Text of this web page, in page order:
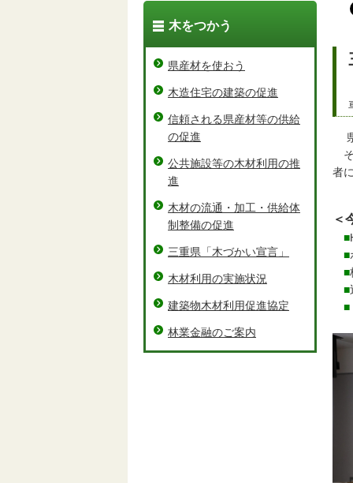
県
者
＜
■
■
■
■
■
木をつかう
県産材を使おう
木造住宅の建築の促進
信頼される県産材等の供給
の促進
公共施設等の木材利用の推
進
木材の流通・加工・供給体
制整備の促進
三重県「木づかい宣言」
木材利用の実施状況
建築物木材利用促進協定
林業金融のご案内